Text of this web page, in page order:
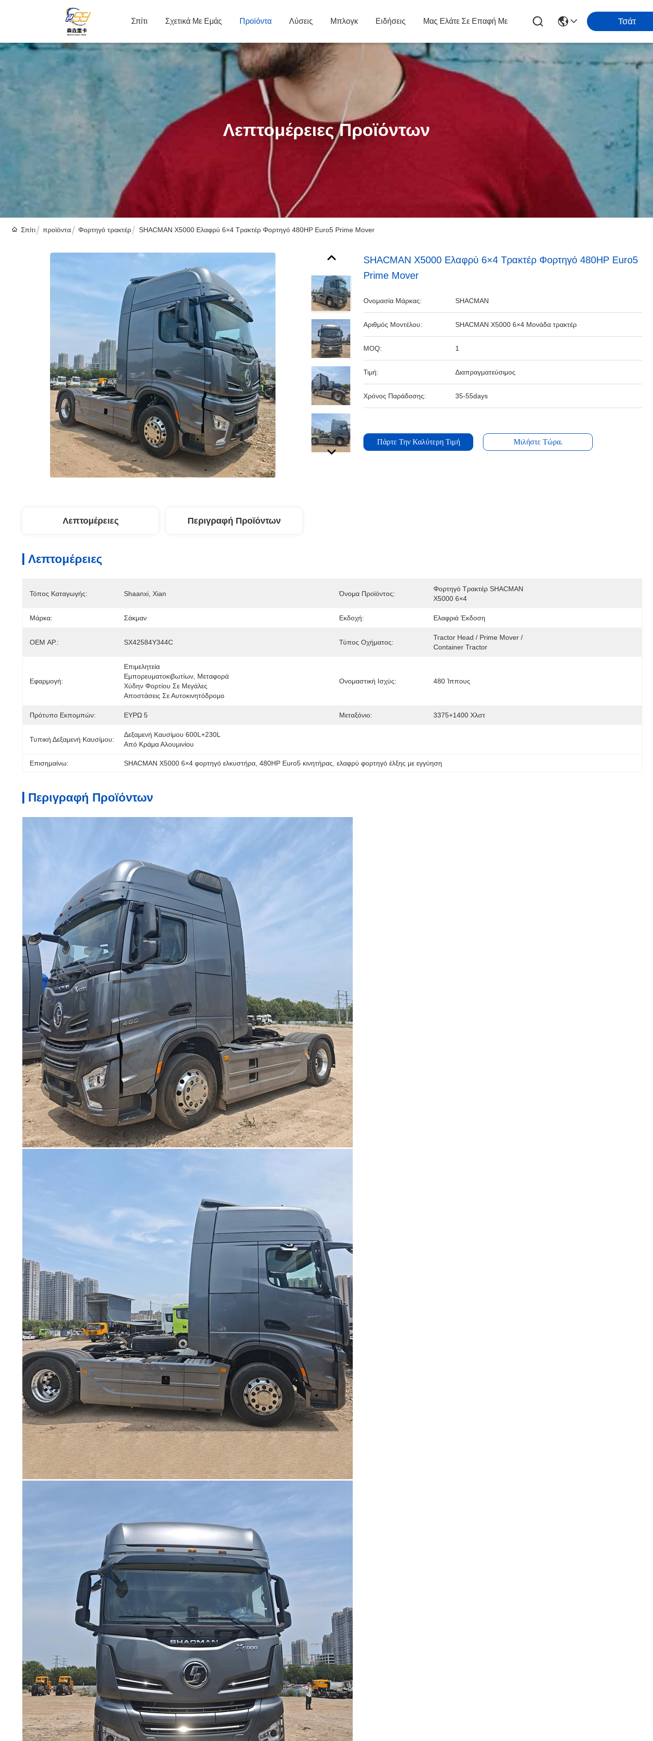
Σπίτι Σχετικά Με Εμάς Προϊόντα Λύσεις Μπλογκ Ειδήσεις Μας Ελάτε Σε Επαφή Με Τσάτ
Λεπτομέρειες Προϊόντων
Σπίτι προϊόντα Φορτηγό τρακτέρ SHACMAN X5000 Ελαφρύ 6×4 Τρακτέρ Φορτηγό 480HP Euro5 Prime Mover
SHACMAN X5000 Ελαφρύ 6×4 Τρακτέρ Φορτηγό 480HP Euro5
Prime Mover
Ονομασία Μάρκας: SHACMAN
Αριθμός Μοντέλου: SHACMAN X5000 6×4 Μονάδα τρακτέρ
MOQ: 1
Τιμή: Διαπραγματεύσιμος
Χρόνος Παράδοσης: 35-55days
Πάρτε Την Καλύτερη Τιμή Μιλήστε Τώρα.
Λεπτομέρειες Περιγραφή Προϊόντων
Λεπτομέρειες
Τόπος Καταγωγής: Shaanxi, Xian Όνομα Προϊόντος:
Φορτηγό Τρακτέρ SHACMAN
X5000 6×4
Μάρκα: Σάκμαν Εκδοχή: Ελαφριά Έκδοση
OEM ΑΡ.: SX42584Y344C Τύπος Οχήματος:
Tractor Head / Prime Mover /
Container Tractor
Εφαρμογή:
Επιμελητεία
Εμπορευματοκιβωτίων, Μεταφορά
Χύδην Φορτίου Σε Μεγάλες
Αποστάσεις Σε Αυτοκινητόδρομο
Ονομαστική Ισχύς: 480 Ίππους
Πρότυπο Εκπομπών: ΕΥΡΩ 5 Μεταξόνιο: 3375+1400 Χλστ
Τυπική Δεξαμενή Καυσίμου:
Δεξαμενή Καυσίμου 600L+230L
Από Κράμα Αλουμινίου
Επισημαίνω: SHACMAN X5000 6×4 φορτηγό ελκυστήρα 480HP Euro5 κινητήρας ελαφρύ φορτηγό έλξης με εγγύηση
Περιγραφή Προϊόντων